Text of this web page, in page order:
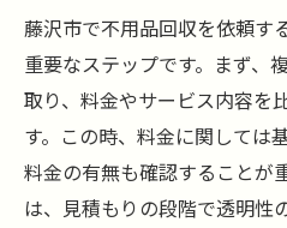
藤沢市で不用品回収を依頼す
重要なステップです。まず、
取り、料金やサービス内容を
す。この時、料金に関しては
料金の有無も確認することが
は、見積もりの段階で透明性